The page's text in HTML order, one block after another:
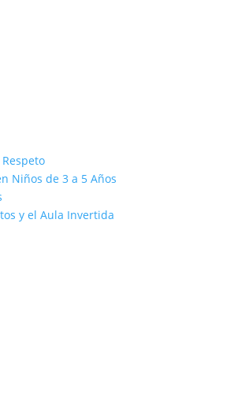
Niños de 3 a 5 Años
y el Aula Invertida